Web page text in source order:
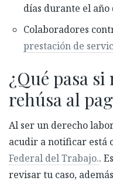
días durante el
Colaboradores
prestación de
¿Qué pasa
rehúsa al
Al ser un derecho
acudir a notificar está
Federal del Trabajo..
revisar tu caso,